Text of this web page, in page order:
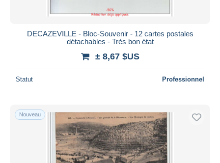
DECAZEVILLE - Bloc-Souvenir - 12 cartes postales
détachables - Très bon état
± 8,67 $US
Statut Professionnel
Nouveau